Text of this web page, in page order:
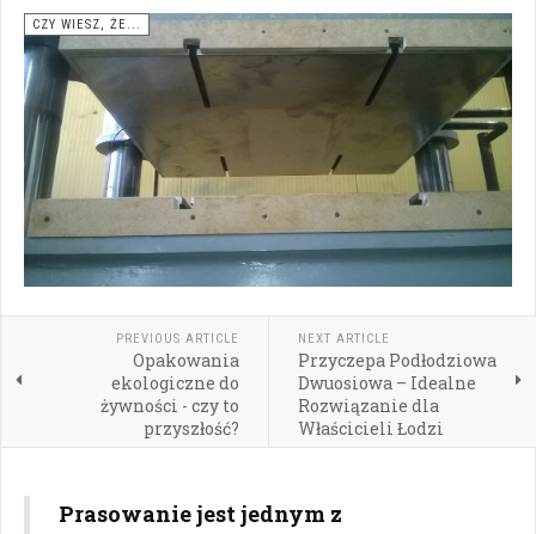
CZY WIESZ, ŻE...
PREVIOUS ARTICLE
Opakowania
ekologiczne do
żywności - czy to
przyszłość?
NEXT ARTICLE
Przyczepa Podłodziowa
Dwuosiowa – Idealne
Rozwiązanie dla
Właścicieli Łodzi
Prasowanie jest jednym z